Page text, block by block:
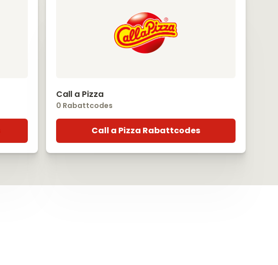
Call a Pizza
0 Rabattcodes
Call a Pizza Rabattcodes